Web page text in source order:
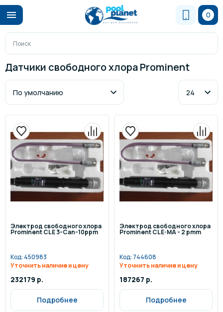
0
Датчики свободного хлора Prominent
Электрод свободного хлора
Prominent CLE 3-Can-10ppm
Код: 450983
Уточнить наличие и цену
232179 р.
Подробнее
Электрод свободного хлора
Prominent CLE-MA - 2 pmm
Код: 744608
Уточнить наличие и цену
187267 р.
Подробнее